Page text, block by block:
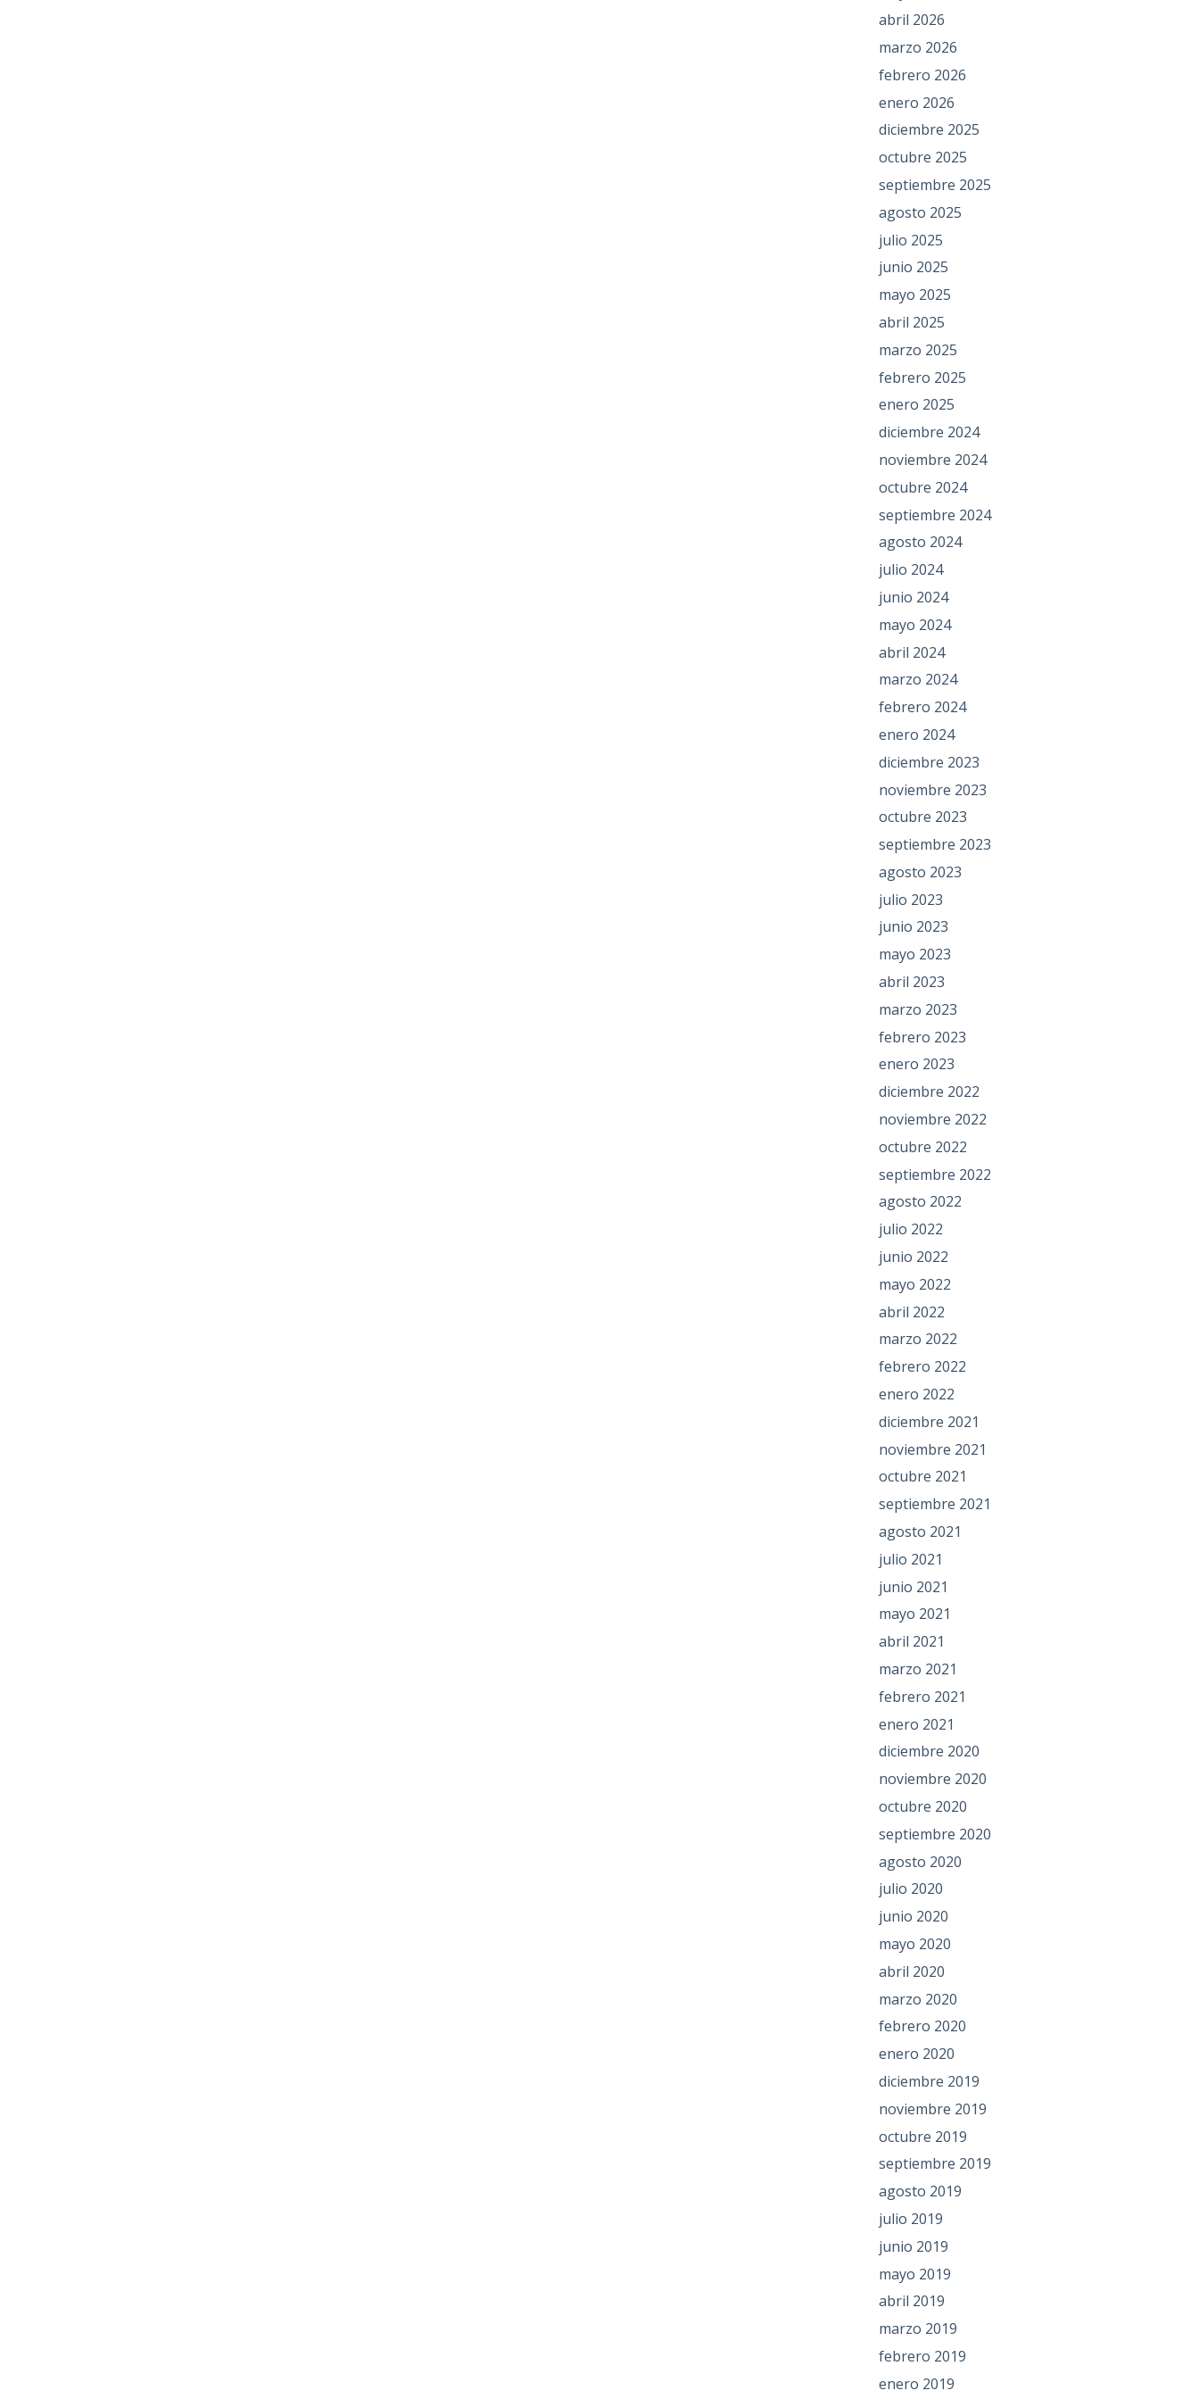
abril 2026
marzo 2026
febrero 2026
enero 2026
diciembre 2025
octubre 2025
septiembre 2025
agosto 2025
julio 2025
junio 2025
mayo 2025
abril 2025
marzo 2025
febrero 2025
enero 2025
diciembre 2024
noviembre 2024
octubre 2024
septiembre 2024
agosto 2024
julio 2024
junio 2024
mayo 2024
abril 2024
marzo 2024
febrero 2024
enero 2024
diciembre 2023
noviembre 2023
octubre 2023
septiembre 2023
agosto 2023
julio 2023
junio 2023
mayo 2023
abril 2023
marzo 2023
febrero 2023
enero 2023
diciembre 2022
noviembre 2022
octubre 2022
septiembre 2022
agosto 2022
julio 2022
junio 2022
mayo 2022
abril 2022
marzo 2022
febrero 2022
enero 2022
diciembre 2021
noviembre 2021
octubre 2021
septiembre 2021
agosto 2021
julio 2021
junio 2021
mayo 2021
abril 2021
marzo 2021
febrero 2021
enero 2021
diciembre 2020
noviembre 2020
octubre 2020
septiembre 2020
agosto 2020
julio 2020
junio 2020
mayo 2020
abril 2020
marzo 2020
febrero 2020
enero 2020
diciembre 2019
noviembre 2019
octubre 2019
septiembre 2019
agosto 2019
julio 2019
junio 2019
mayo 2019
abril 2019
marzo 2019
febrero 2019
enero 2019